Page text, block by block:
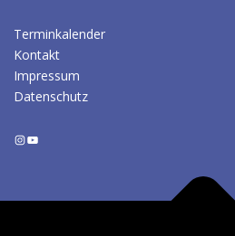
Terminkalender
Kontakt
Impressum
Datenschutz
InstagramYouTube